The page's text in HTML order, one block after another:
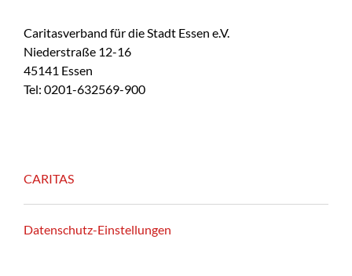
Caritasverband für die Stadt Essen e.V.
Niederstraße 12-16
45141 Essen
Tel: 0201-632569-900
CARITAS
Datenschutz-Einstellungen